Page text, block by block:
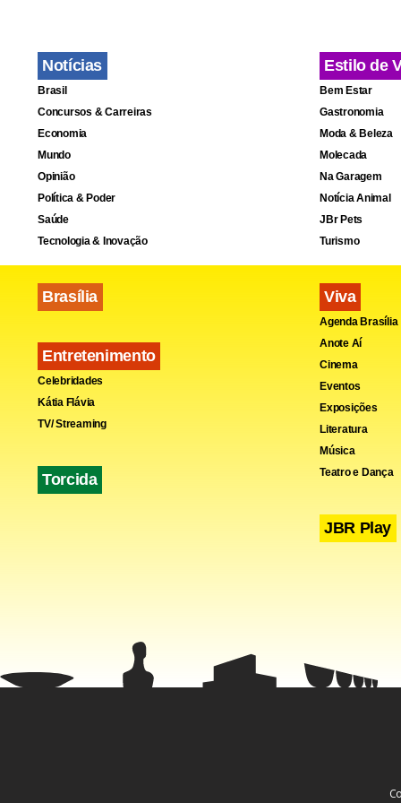
Notícias
Brasil
Concursos & Carreiras
Economia
Mundo
Opinião
Política & Poder
Saúde
Tecnologia & Inovação
Brasília
Entretenimento
Celebridades
Kátia Flávia
TV/ Streaming
Torcida
Estilo de
Bem Estar
Gastronomia
Moda & Beleza
Molecada
Na Garagem
Notícia Animal
JBr Pets
Turismo
Viva
Agenda Brasília
Anote Aí
Cinema
Eventos
Exposições
Literatura
Música
Teatro e Dança
JBR Play